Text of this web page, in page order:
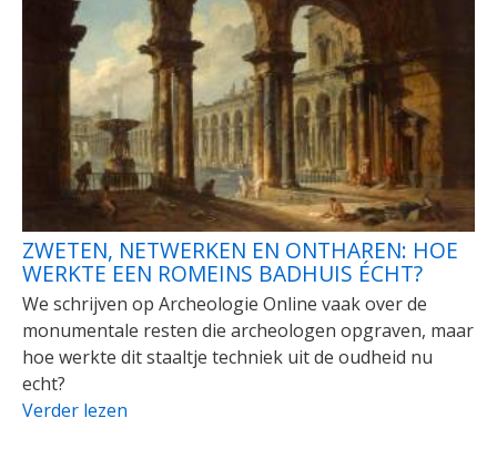
ZWETEN, NETWERKEN EN ONTHAREN: HOE
WERKTE EEN ROMEINS BADHUIS ÉCHT?
We schrijven op Archeologie Online vaak over de
monumentale resten die archeologen opgraven, maar
hoe werkte dit staaltje techniek uit de oudheid nu
echt?
Verder lezen